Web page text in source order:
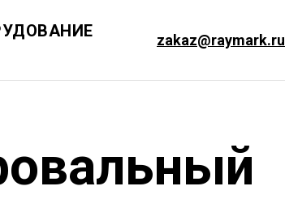
zakaz@raymark.ru